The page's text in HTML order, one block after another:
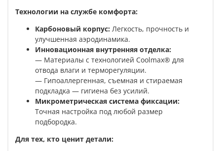
Технологии на службе комфорта:
Карбоновый корпус: Легкость, прочность и
улучшенная аэродинамика.
Инновационная внутренняя отделка:
— Материалы с технологией Coolmax® для
отвода влаги и терморегуляции.
— Гипоаллергенная, съемная и стираемая
подкладка — гигиена без усилий.
Микрометрическая система фиксации:
Точная настройка под любой размер
подбородка.
Для тех, кто ценит детали: